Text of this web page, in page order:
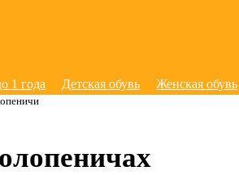
1 года Детская обувь Женская обувь